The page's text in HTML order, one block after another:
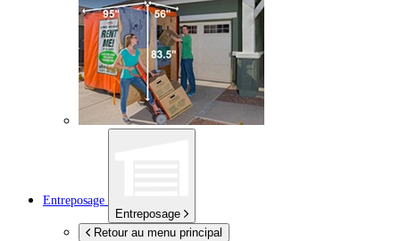
Entreposage
Entreposage
Retour au menu principal